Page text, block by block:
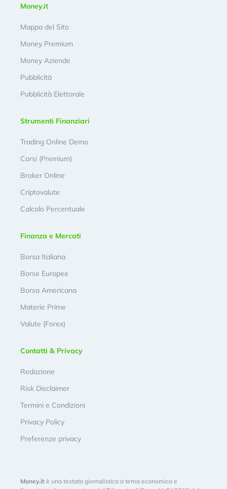
Money.it
Mappa del Sito
Money Premium
Money Aziende
Pubblicità
Pubblicità Elettorale
Strumenti Finanziari
Trading Online Demo
Corsi (Premium)
Broker Online
Criptovalute
Calcolo Percentuale
Finanza e Mercati
Borsa Italiana
Borse Europee
Borsa Americana
Materie Prime
Valute (Forex)
Contatti & Privacy
Redazione
Risk Disclaimer
Termini e Condizioni
Privacy Policy
Preferenze privacy
Money.it è una testata giornalistica a tema economico e